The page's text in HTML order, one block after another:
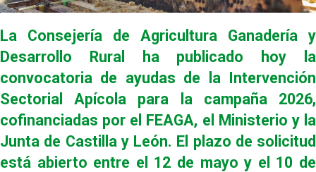
La Consejería de Agricultura Ganadería y
Desarrollo Rural ha publicado hoy la
convocatoria de ayudas de la Intervención
Sectorial Apícola para la campaña 2026,
cofinanciadas por el FEAGA, el Ministerio y la
Junta de Castilla y León. El plazo de solicitud
está abierto entre el 12 de mayo y el 10 de